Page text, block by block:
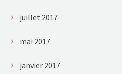
juillet 2017
mai 2017
janvier 2017